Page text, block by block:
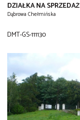
DZIAŁKA NA SPRZEDAŻ
Dąbrowa Chełmińska
DMT-GS-111130